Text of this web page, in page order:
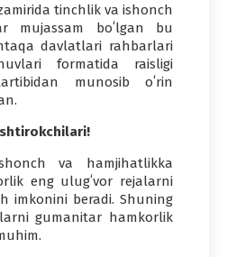
tinchlik va ishonch
mujassam boʻlgan bu
davlatlari rahbarlari
formatida raisligi
munosib oʻrin
va hamjihatlikka
eng ulugʻvor rejalarni
imkonini beradi. Shuning
gumanitar hamkorlik